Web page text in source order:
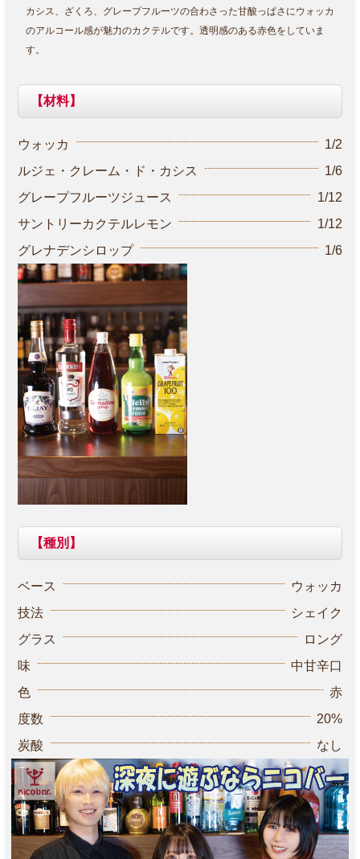
カシス、ざくろ、グレープフルーツの合わさった甘酸っぱさにウォッカ
のアルコール感が魅力のカクテルです。透明感のある赤色をしていま
す。
【材料】
ウォッカ
1/2
ルジェ・クレーム・ド・カシス
1/6
グレープフルーツジュース
1/12
サントリーカクテルレモン
1/12
グレナデンシロップ
1/6
【種別】
ベース
ウォッカ
技法
シェイク
グラス
ロング
味
中甘辛口
色
赤
度数
20%
炭酸
なし